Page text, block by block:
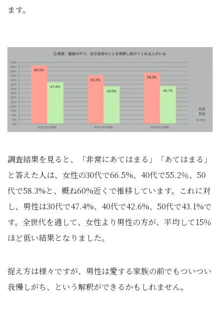
ます。
調査結果を見ると、「非常にあてはまる」「あてはまる」
と答えた人は、女性の30代で66.5%、40代で55.2％、50
代で58.3%と、概ね60%近くで推移しています。これに対
し、男性は30代で47.4%、40代で42.6%、50代で43.1%で
す。全世代を通して、女性より男性の方が、平均して15％
ほど低い結果となりました。
捉え方は様々ですが、男性は愛する家族の前でもついつい
我慢しがち、という解釈ができるかもしれません。